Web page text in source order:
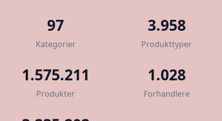
97
Kategorier
3.958
Produkttyper
1.575.211
Produkter
1.028
Forhandlere